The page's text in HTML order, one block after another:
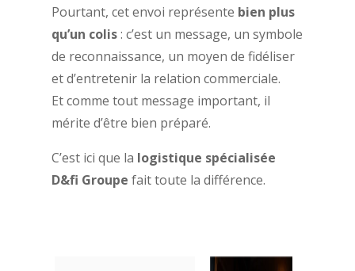
Pourtant, cet envoi représente bien plus
qu’un colis: c’est un message, un symbole
de reconnaissance, un moyen de fidéliser
et d’entretenir la relation commerciale.
Et comme tout message important, il
mérite d’être bien préparé.
C’est ici que la logistique spécialisée
D&fi Groupe fait toute la différence.